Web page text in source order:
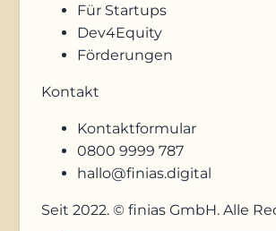
Für Startups
Dev4Equity
Förderungen
Kontakt
Kontaktformular
0800 9999 787
hallo@finias.digital
Seit 2022. © finias GmbH. Alle